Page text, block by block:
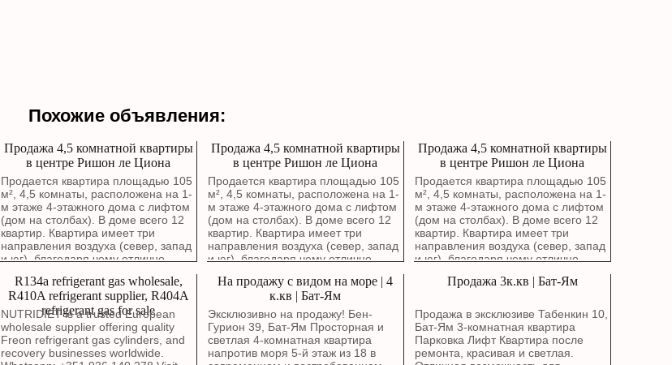
Похожие объявления:
Продажа 4,5 комнатной квартиры
в центре Ришон ле Циона
Продается квартира площадью 105
м², 4,5 комнаты, расположена на 1-
м этаже 4-этажного дома с лифтом
(дом на столбах). В доме всего 12
квартир. Квартира имеет три
направления воздуха (север, запад
и юг), благодаря чему отлично
выходят на зеленый сквер. В
квартире выполнен капитальный
ремонт с полной заменой
электропроводки, водопроводных и
канализационных труб. Стены были
заново отремонтированы около
Продажа 4,5 комнатной квартиры
в центре Ришон ле Циона
Продается квартира площадью 105
м², 4,5 комнаты, расположена на 1-
м этаже 4-этажного дома с лифтом
(дом на столбах). В доме всего 12
квартир. Квартира имеет три
направления воздуха (север, запад
и юг), благодаря чему отлично
выходят на зеленый сквер. В
квартире выполнен капитальный
ремонт с полной заменой
электропроводки, водопроводных и
канализационных труб. Стены были
заново отремонтированы около
Продажа 4,5 комнатной квартиры
в центре Ришон ле Циона
Продается квартира площадью 105
м², 4,5 комнаты, расположена на 1-
м этаже 4-этажного дома с лифтом
(дом на столбах). В доме всего 12
квартир. Квартира имеет три
направления воздуха (север, запад
и юг), благодаря чему отлично
выходят на зеленый сквер. В
ремонт с полной заменой
электропроводки, водопроводных и
канализационных труб. Стены были
заново отремонтированы около
R134a refrigerant gas wholesale,
R410A refrigerant supplier, R404A
refrigerant gas for sale
NUTRIDIET is a trusted European
wholesale supplier offering quality
Freon refrigerant gas cylinders, and
recovery businesses worldwide.
На продажу с видом на море | 4
к.кв | Бат-Ям
Эксклюзивно на продажу! Бен-
Гурион 39, Бат-Ям Просторная и
светлая 4-комнатная квартира
напротив моря 5-й этаж из 18 в
Продажа 3к.кв | Бат-Ям
Продажа в эксклюзиве Табенкин 10,
Бат-Ям 3-комнатная квартира
Парковка Лифт Квартира после
ремонта, красивая и светлая.